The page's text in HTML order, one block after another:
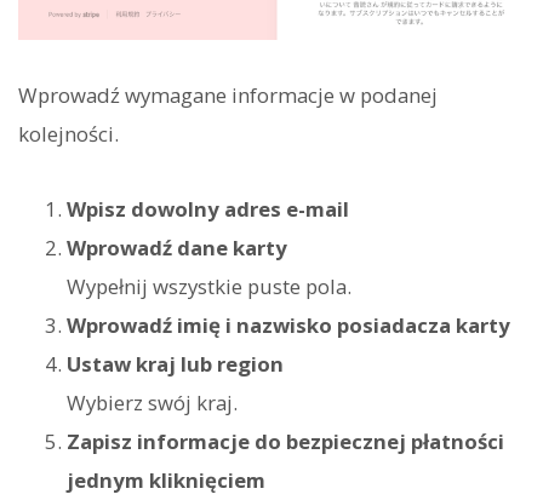
Wprowadź wymagane informacje w podanej
kolejności.
Wpisz dowolny adres e-mail
Wprowadź dane karty
Wypełnij wszystkie puste pola.
Wprowadź imię i nazwisko posiadacza karty
Ustaw kraj lub region
Wybierz swój kraj.
Zapisz informacje do bezpiecznej płatności
jednym kliknięciem